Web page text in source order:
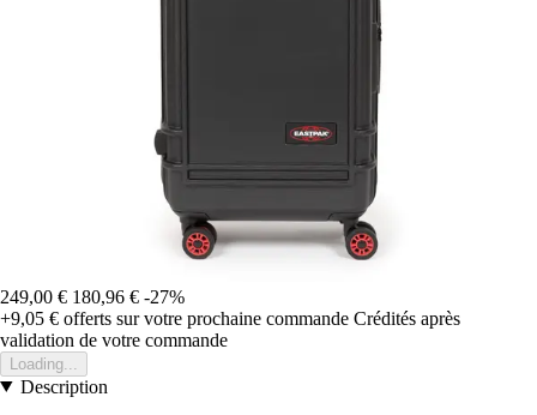
249,00 € 180,96 € -27%
+9,05 € offerts sur votre prochaine commande Crédités après
validation de votre commande
Loading...
Description